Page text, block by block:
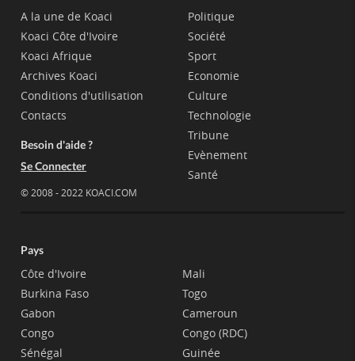
A la une de Koaci
Koaci Côte d'Ivoire
Koaci Afrique
Archives Koaci
Conditions d'utilisation
Contacts
Besoin d'aide ?
Se Connecter
© 2008 - 2022 KOACI.COM
Politique
Société
Sport
Economie
Culture
Technologie
Tribune
Evènement
Santé
Pays
Côte d'Ivoire
Burkina Faso
Gabon
Congo
Sénégal
Mali
Togo
Cameroun
Congo (RDC)
Guinée